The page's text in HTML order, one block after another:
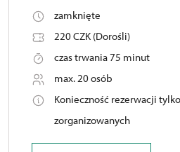
zamknięte
220 CZK (Dorośli)
czas trwania 75 minut
max. 20 osób
Konieczność rezerwacji
zorganizowanych